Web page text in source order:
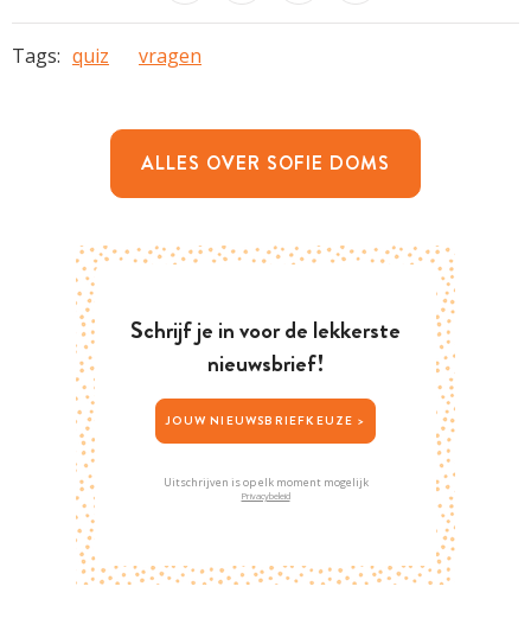
Tags: quiz vragen
ALLES OVER SOFIE DOMS
Schrijf je in voor de lekkerste
nieuwsbrief!
JOUW NIEUWSBRIEFKEUZE >
Uitschrijven is op elk moment mogelijk
Privacybeleid